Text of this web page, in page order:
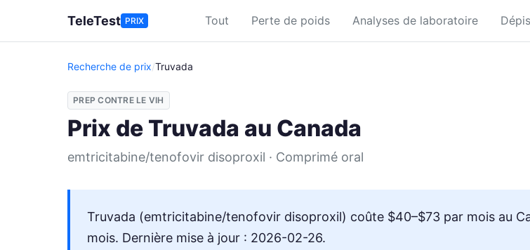
TeleTest PRIX Tout Perte de poids Analyses de laboratoire
Recherche de prix/Truvada
PREP CONTRE LE VIH
Prix de Truvada au Canada
emtricitabine/tenofovir disoproxil · Comprimé oral
Truvada (emtricitabine/tenofovir disoproxil) coûte $40–$73 par mois au
mois. Dernière mise à jour : 2026-02-26.